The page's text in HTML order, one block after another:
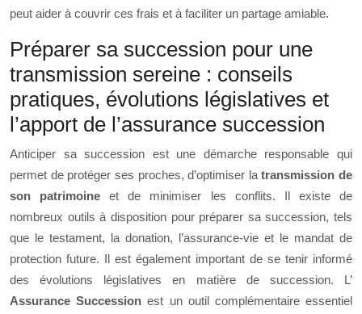
peut aider à couvrir ces frais et à faciliter un partage amiable.
Préparer sa succession pour une
transmission sereine : conseils
pratiques, évolutions législatives et
l’apport de l’assurance succession
Anticiper sa succession est une démarche responsable qui
permet de protéger ses proches, d’optimiser latransmission de
son patrimoineet de minimiser les conflits. Il existe de
nombreux outils à disposition pour préparer sa succession, tels
que le testament, la donation, l’assurance-vie et le mandat de
protection future. Il est également important de se tenir informé
des évolutions législatives en matière de succession. L’
Assurance Successionest un outil complémentaire essentiel